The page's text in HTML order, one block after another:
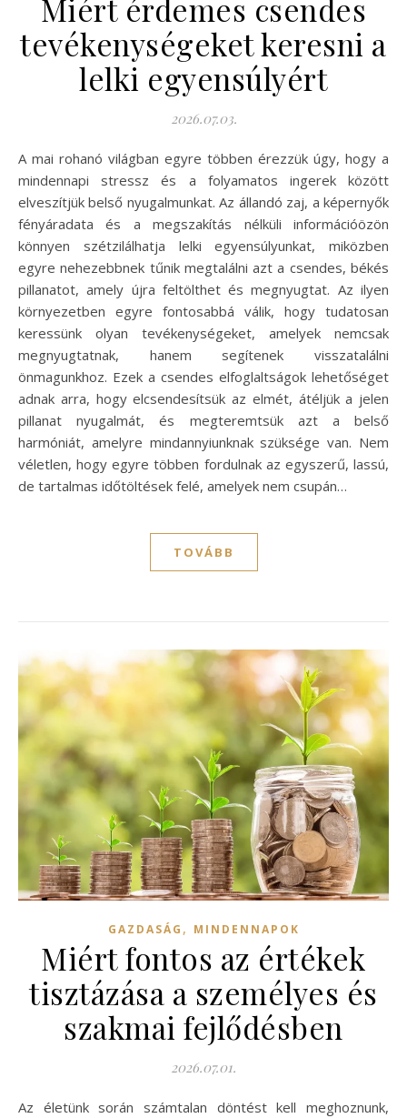
Miért érdemes csendes
tevékenységeket keresni a
lelki egyensúlyért
2026.07.03.
A mai rohanó világban egyre többen érezzük úgy, hogy a
mindennapi stressz és a folyamatos ingerek között
elveszítjük belső nyugalmunkat. Az állandó zaj, a képernyők
fényáradata és a megszakítás nélküli információözön
könnyen szétzilálhatja lelki egyensúlyunkat, miközben
egyre nehezebbnek tűnik megtalálni azt a csendes, békés
pillanatot, amely újra feltölthet és megnyugtat. Az ilyen
környezetben egyre fontosabbá válik, hogy tudatosan
keressünk olyan tevékenységeket, amelyek nemcsak
megnyugtatnak, hanem segítenek visszatalálni
önmagunkhoz. Ezek a csendes elfoglaltságok lehetőséget
adnak arra, hogy elcsendesítsük az elmét, átéljük a jelen
pillanat nyugalmát, és megteremtsük azt a belső
harmóniát, amelyre mindannyiunknak szüksége van. Nem
véletlen, hogy egyre többen fordulnak az egyszerű, lassú,
de tartalmas időtöltések felé, amelyek nem csupán…
TOVÁBB
GAZDASÁG , MINDENNAPOK
Miért fontos az értékek
tisztázása a személyes és
szakmai fejlődésben
2026.07.01.
Az életünk során számtalan döntést kell meghoznunk,